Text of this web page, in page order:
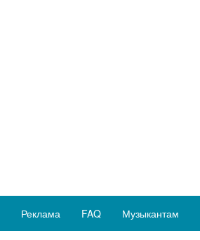
Реклама FAQ Музыкантам